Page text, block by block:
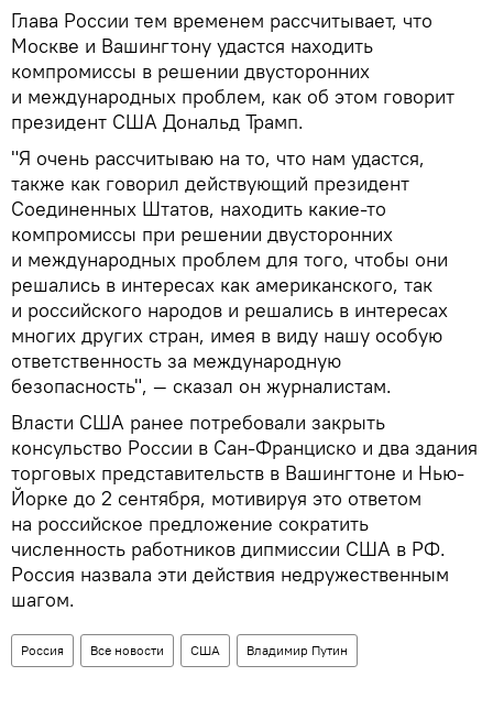
Глава России тем временем рассчитывает, что
Москве и Вашингтону удастся находить
компромиссы в решении двусторонних
и международных проблем, как об этом говорит
президент США Дональд Трамп.
"Я очень рассчитываю на то, что нам удастся,
также как говорил действующий президент
Соединенных Штатов, находить какие-то
компромиссы при решении двусторонних
и международных проблем для того, чтобы они
решались в интересах как американского, так
и российского народов и решались в интересах
многих других стран, имея в виду нашу особую
ответственность за международную
безопасность", — сказал он журналистам.
Власти США ранее потребовали закрыть
консульство России в Сан-Франциско и два здания
торговых представительств в Вашингтоне и Нью-
Йорке до 2 сентября, мотивируя это ответом
на российское предложение сократить
численность работников дипмиссии США в РФ.
Россия назвала эти действия недружественным
шагом.
Россия Все новости США Владимир Путин